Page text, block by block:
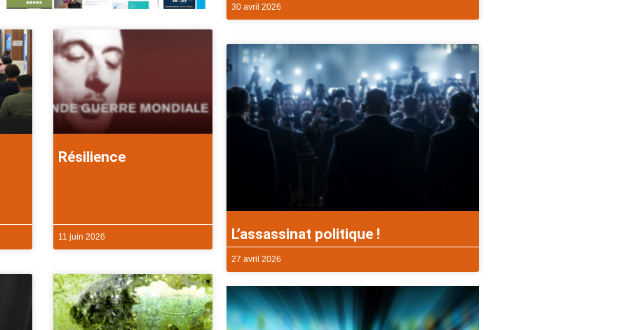
Résilience
11 juin 2026
30 avril 2026
L’assassinat politique !
27 avril 2026